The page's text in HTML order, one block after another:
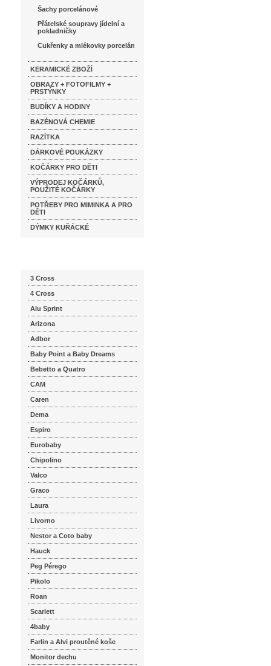
Šachy porcelánové
Přátelské soupravy jídelní a
pokladničky
Cukřenky a mlékovky porcelán
KERAMICKÉ ZBOŽÍ
OBRAZY + FOTOFILMY +
PRSTÝNKY
BUDÍKY A HODINY
BAZÉNOVÁ CHEMIE
RAZÍTKA
DÁRKOVÉ POUKÁZKY
KOČÁRKY PRO DĚTI
VÝPRODEJ KOČÁRKŮ,
POUŽITÉ KOČÁRKY
POTŘEBY PRO MIMINKA A PRO
DĚTI
DÝMKY KUŘÁCKÉ
3 Cross
4 Cross
Alu Sprint
Arizona
Adbor
Baby Point a Baby Dreams
Bebetto a Quatro
CAM
Caren
Dema
Espiro
Eurobaby
Chipolino
Valco
Graco
Laura
Livorno
Nestor a Coto baby
Hauck
Peg Pérego
Pikolo
Roan
Scarlett
4baby
Farlin a Alvi proutěné koše
Monitor dechu